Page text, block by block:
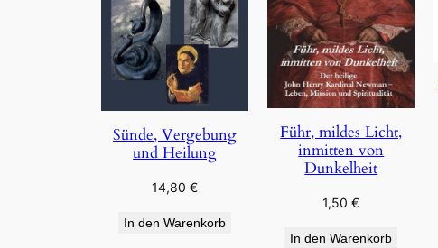
Sünde, Vergebung
und Heilung
14,80€
In den Warenkorb
Führ, mildes Licht,
inmitten von
Dunkelheit
1,50€
In den Warenkorb